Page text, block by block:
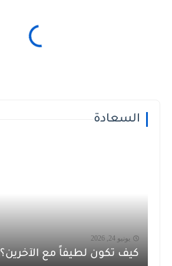
السعادة
يونيو 24, 2026
كيف تكون لطيفاً مع الآخرين؟